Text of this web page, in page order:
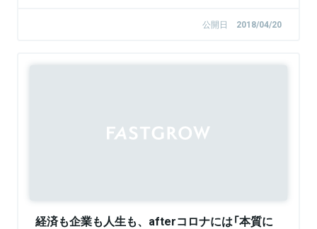
公開日 2018/04/20
経済も企業も人生も、afterコロナには「本質に